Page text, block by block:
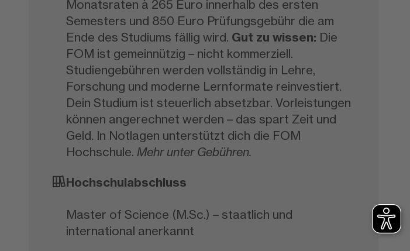
Monatsraten à 265 Euro innerhalb des ersten
Semesters und 850 Euro Prüfungsgebühr die am
Ende des Studiums fällig wird. Gut zu wissen: Die
FOM ist gemeinnützig – nicht kommerziell.
Studiengebühren werden vollständig in Lehre,
Forschung und moderne Lernformate reinvestiert.
Dein Studium ist steuerlich absetzbar. Vorleistungen
können angerechnet werden – das spart Zeit und
Geld. In Notlagen unterstützt dich die FOM
Hochschule. Mehr unter Gebühren.
Hochschulabschluss
Master of Science (M.Sc.) – staatlich und
international anerkannt